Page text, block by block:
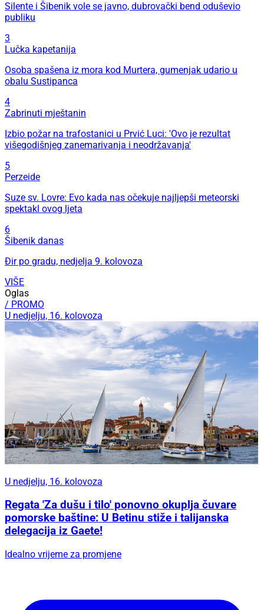
Silente i Šibenik vole se javno, dubrovački bend oduševio
publiku
3
Lučka kapetanija
Osoba spašena iz mora kod Murtera, gumenjak udario u
obalu Sustipanca
4
Zabrinuti mještanin
Izbio požar na trafostanici u Prvić Luci: 'Ovo je rezultat
višegodišnjeg zanemarivanja i neodržavanja'
5
Perzeide
Suze sv. Lovre: Evo kada nas očekuje najljepši meteorski
spektakl ovog ljeta
6
Šibenik danas
Đir po gradu, nedjelja 9. kolovoza
VIŠE
Oglas
/ PROMO
U nedjelju, 16. kolovoza
U nedjelju, 16. kolovoza
Regata 'Za dušu i tilo' ponovno okuplja čuvare
pomorske baštine: U Betinu stiže i talijanska
delegacija iz Gaete!
Idealno vrijeme za promjene